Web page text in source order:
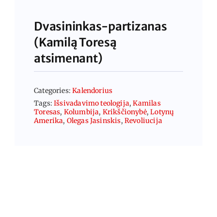
Dvasininkas-partizanas
(Kamilą Toresą
atsimenant)
Categories:Kalendorius
Tags:Išsivadavimo teologija,Kamilas
Toresas, Kolumbija, Krikščionybė,Lotynų
Amerika, Olegas Jasinskis, Revoliucija